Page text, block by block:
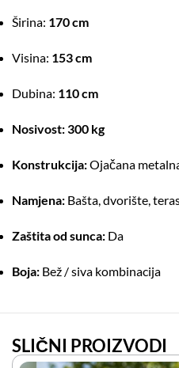
Širina: 170 cm
Visina: 153 cm
Dubina: 110 cm
Nosivost:300 kg
Konstrukcija:Ojačana
Namjena: Bašta, dvorište,
Zaštita od sunca: Da
Boja: Bež / siva kombinacija
SLIČNI PROIZVODI